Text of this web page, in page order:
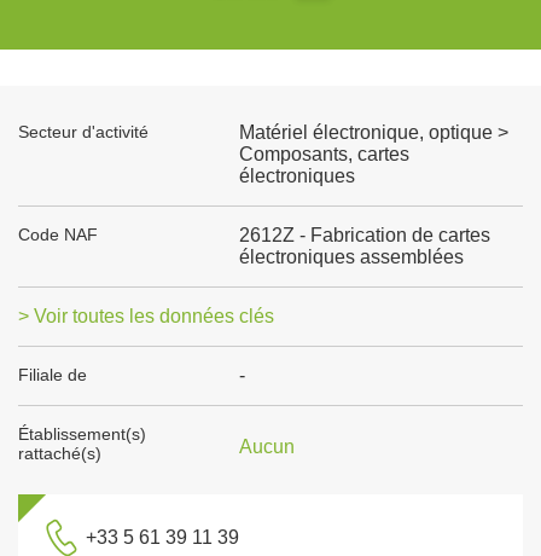
Secteur d'activité
Matériel électronique, optique >
Composants, cartes
électroniques
Code NAF
2612Z - Fabrication de cartes
électroniques assemblées
> Voir toutes les données clés
Filiale de -
Établissement(s)
rattaché(s)
Aucun
+33 5 61 39 11 39